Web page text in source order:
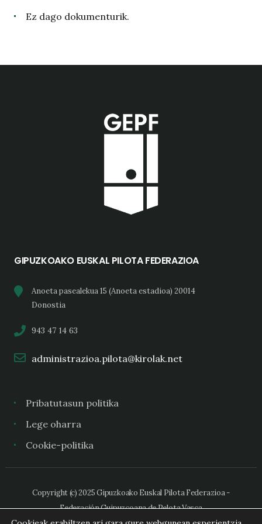
Ez dago dokumenturik.
GIPUZKOAKO EUSKAL PILOTA FEDERAZIOA
Anoeta pasealekua 15 (Anoeta estadioa) 20014
Donostia
943 47 14 63
administrazioa.pilota@kirolak.net
Pribatutasun politika
Lege oharra
Cookie-politika
Copyright (c) 2025 Gipuzkoako Euskal Pilota Federazioa -
Federación Guipuzcoana de Pelota Vasca